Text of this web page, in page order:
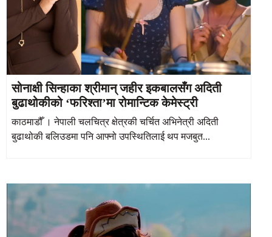
सोनाक्षी सिन्हाका श्रीमान् जहीर इकबालसँग अदिती
बुढाथोकीको ‘फरिश्ता’मा रोमान्टिक केमेस्ट्री
काठमाडौँ । नेपाली चलचित्र क्षेत्रकी चर्चित अभिनेत्री अदिती
बुढाथोकी बलिउडमा पनि आफ्नो उपस्थितिलाई थप मजबुत...